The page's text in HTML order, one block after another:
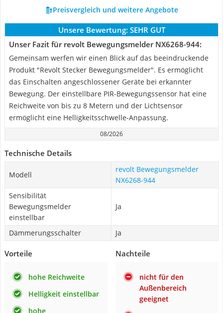
Preisvergleich und weitere Angebote
Unsere Bewertung: SEHR GUT
Unser Fazit für revolt Bewegungsmelder NX6268-944:
Gemeinsam werfen wir einen Blick auf das beeindruckende
Produkt "Revolt Stecker Bewegungsmelder". Es ermöglicht
das Einschalten angeschlossener Geräte bei erkannter
Bewegung. Der einstellbare PIR-Bewegungssensor hat eine
Reichweite von bis zu 8 Metern und der Lichtsensor
ermöglicht eine Helligkeitsschwelle-Anpassung.
08/2026
Technische Details
Modell
revolt Bewegungsmelder
NX6268-944
Sensibilität
Bewegungsmelder
einstellbar
Ja
Dämmerungsschalter Ja
Vorteile
hohe Reichweite
Helligkeit einstellbar
hohe
Nachteile
nicht für den
Außenbereich
geeignet